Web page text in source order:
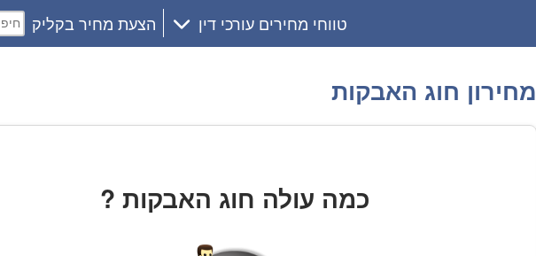
טווחי מחירים עורכי דין הצעת מחיר בקליק
מחירון חוג האבקות
כמה עולה חוג האבקות ?